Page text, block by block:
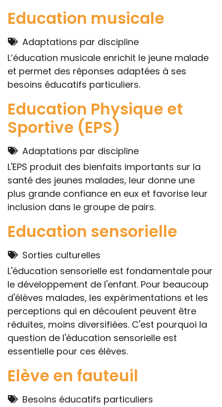
Education musicale
Adaptations par discipline
L’éducation musicale enrichit le jeune malade
et permet des réponses adaptées à ses
besoins éducatifs particuliers.
Education Physique et
Sportive (EPS)
Adaptations par discipline
L'EPS produit des bienfaits importants sur la
santé des jeunes malades, leur donne une
plus grande confiance en eux et favorise leur
inclusion dans le groupe de pairs.
Education sensorielle
Sorties culturelles
L'éducation sensorielle est fondamentale pour
le développement de l'enfant. Pour beaucoup
d'élèves malades, les expérimentations et les
perceptions qui en découlent peuvent être
réduites, moins diversifiées. C'est pourquoi la
question de l'éducation sensorielle est
essentielle pour ces élèves.
Elève en fauteuil
Besoins éducatifs particuliers